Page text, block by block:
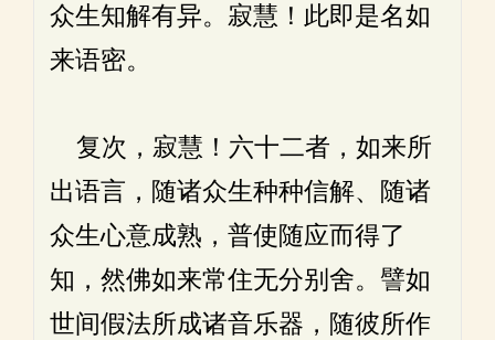
众生知解有异。寂慧！此即是名如
来语密。
复次，寂慧！六十二者，如来所
出语言，随诸众生种种信解、随诸
众生心意成熟，普使随应而得了
知，然佛如来常住无分别舍。譬如
世间假法所成诸音乐器，随彼所作